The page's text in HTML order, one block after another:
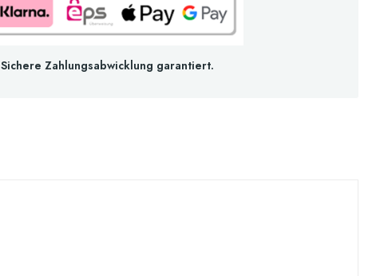
Sichere Zahlungsabwicklung garantiert.